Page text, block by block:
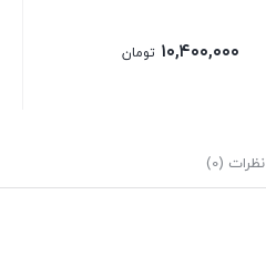
۱۰,۴۰۰,۰۰۰ تومان
نظرات (0)